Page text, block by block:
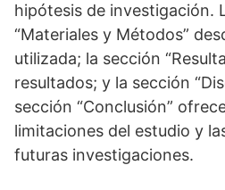
hipótesis de investigación.
“Materiales y Métodos”
utilizada; la sección
resultados; y la sección
sección “Conclusión”
limitaciones del estudio y
futuras investigaciones.